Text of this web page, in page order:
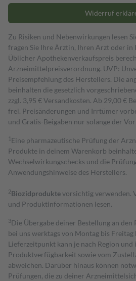
Widerruf
Zu Risiken und Nebenwirkungen lesen
fragen Sie Ihre Ärztin, Ihren Arzt oder in
Üblicher Apothekenverkaufspreis
Arzneimittelpreisverordnung. UVP:
Preisempfehlung des Herstellers. Die
beinhalten die gesetzlich
zzgl. 3,95 € Versandkosten. Ab 29,00 €
frei. Preisänderungen und Irrtümer
und Gratis-Beigaben nur solange der
1 Eine pharmazeutische Prüfung der
Produkte in deinem Warenkorb
Wechselwirkungschecks und die
Anwendungshinweise des Herstellers.
2Biozidproduktevorsichtig verwenden.
und Produktinformationen lesen.
3Die Übergabe deiner Bestellung an
bei uns werktags von Montag bis
Lieferzeitpunkt kann je nach Region
Produktverfügbarkeit sowie vom
abweichen. Darüber hinaus können
Prüfungen, die zu deiner